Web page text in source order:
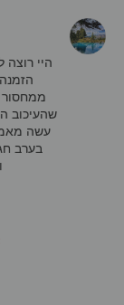
היי
ממחסור
שהעיכוב
עשה
בערב